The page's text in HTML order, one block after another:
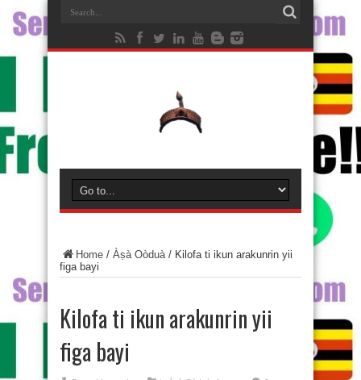
Home / Àṣà Oòduà/ Kilofa ti ikun arakunrin yii
figa bayi
Kilofa ti ikun arakunrin yii
figa bayi